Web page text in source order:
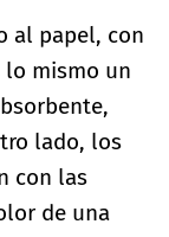
al papel, con
lo mismo un
lado, los
con las
de una